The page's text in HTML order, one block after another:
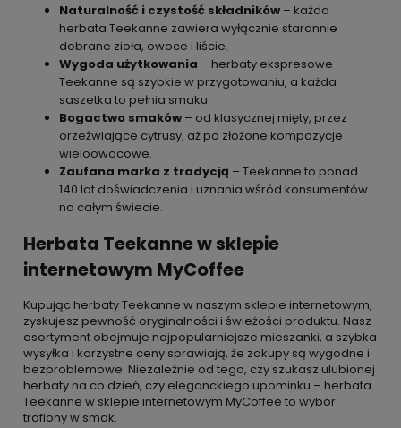
Naturalność i czystość składników – każda
herbata Teekanne zawiera wyłącznie starannie
dobrane zioła, owoce i liście.
Wygoda użytkowania – herbaty ekspresowe
Teekanne są szybkie w przygotowaniu, a każda
saszetka to pełnia smaku.
Bogactwo smaków – od klasycznej mięty, przez
orzeźwiające cytrusy, aż po złożone kompozycje
wieloowocowe.
Zaufana marka z tradycją – Teekanne to ponad
140 lat doświadczenia i uznania wśród konsumentów
na całym świecie.
Herbata Teekanne w sklepie
internetowym MyCoffee
Kupując herbaty Teekanne w naszym sklepie internetowym,
zyskujesz pewność oryginalności i świeżości produktu. Nasz
asortyment obejmuje najpopularniejsze mieszanki, a szybka
wysyłka i korzystne ceny sprawiają, że zakupy są wygodne i
bezproblemowe. Niezależnie od tego, czy szukasz ulubionej
herbaty na co dzień, czy eleganckiego upominku – herbata
Teekanne w sklepie internetowym MyCoffee to wybór
trafiony w smak.